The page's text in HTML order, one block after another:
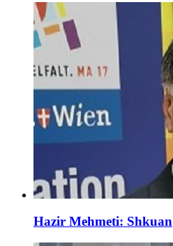
Hazir Mehmeti: Shkuan